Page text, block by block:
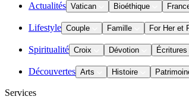
Actualités Vatican Bioéthique
Lifestyle Couple Famille For Her et
Spiritualité Croix Dévotion Écritures
Découvertes Arts Histoire
Services